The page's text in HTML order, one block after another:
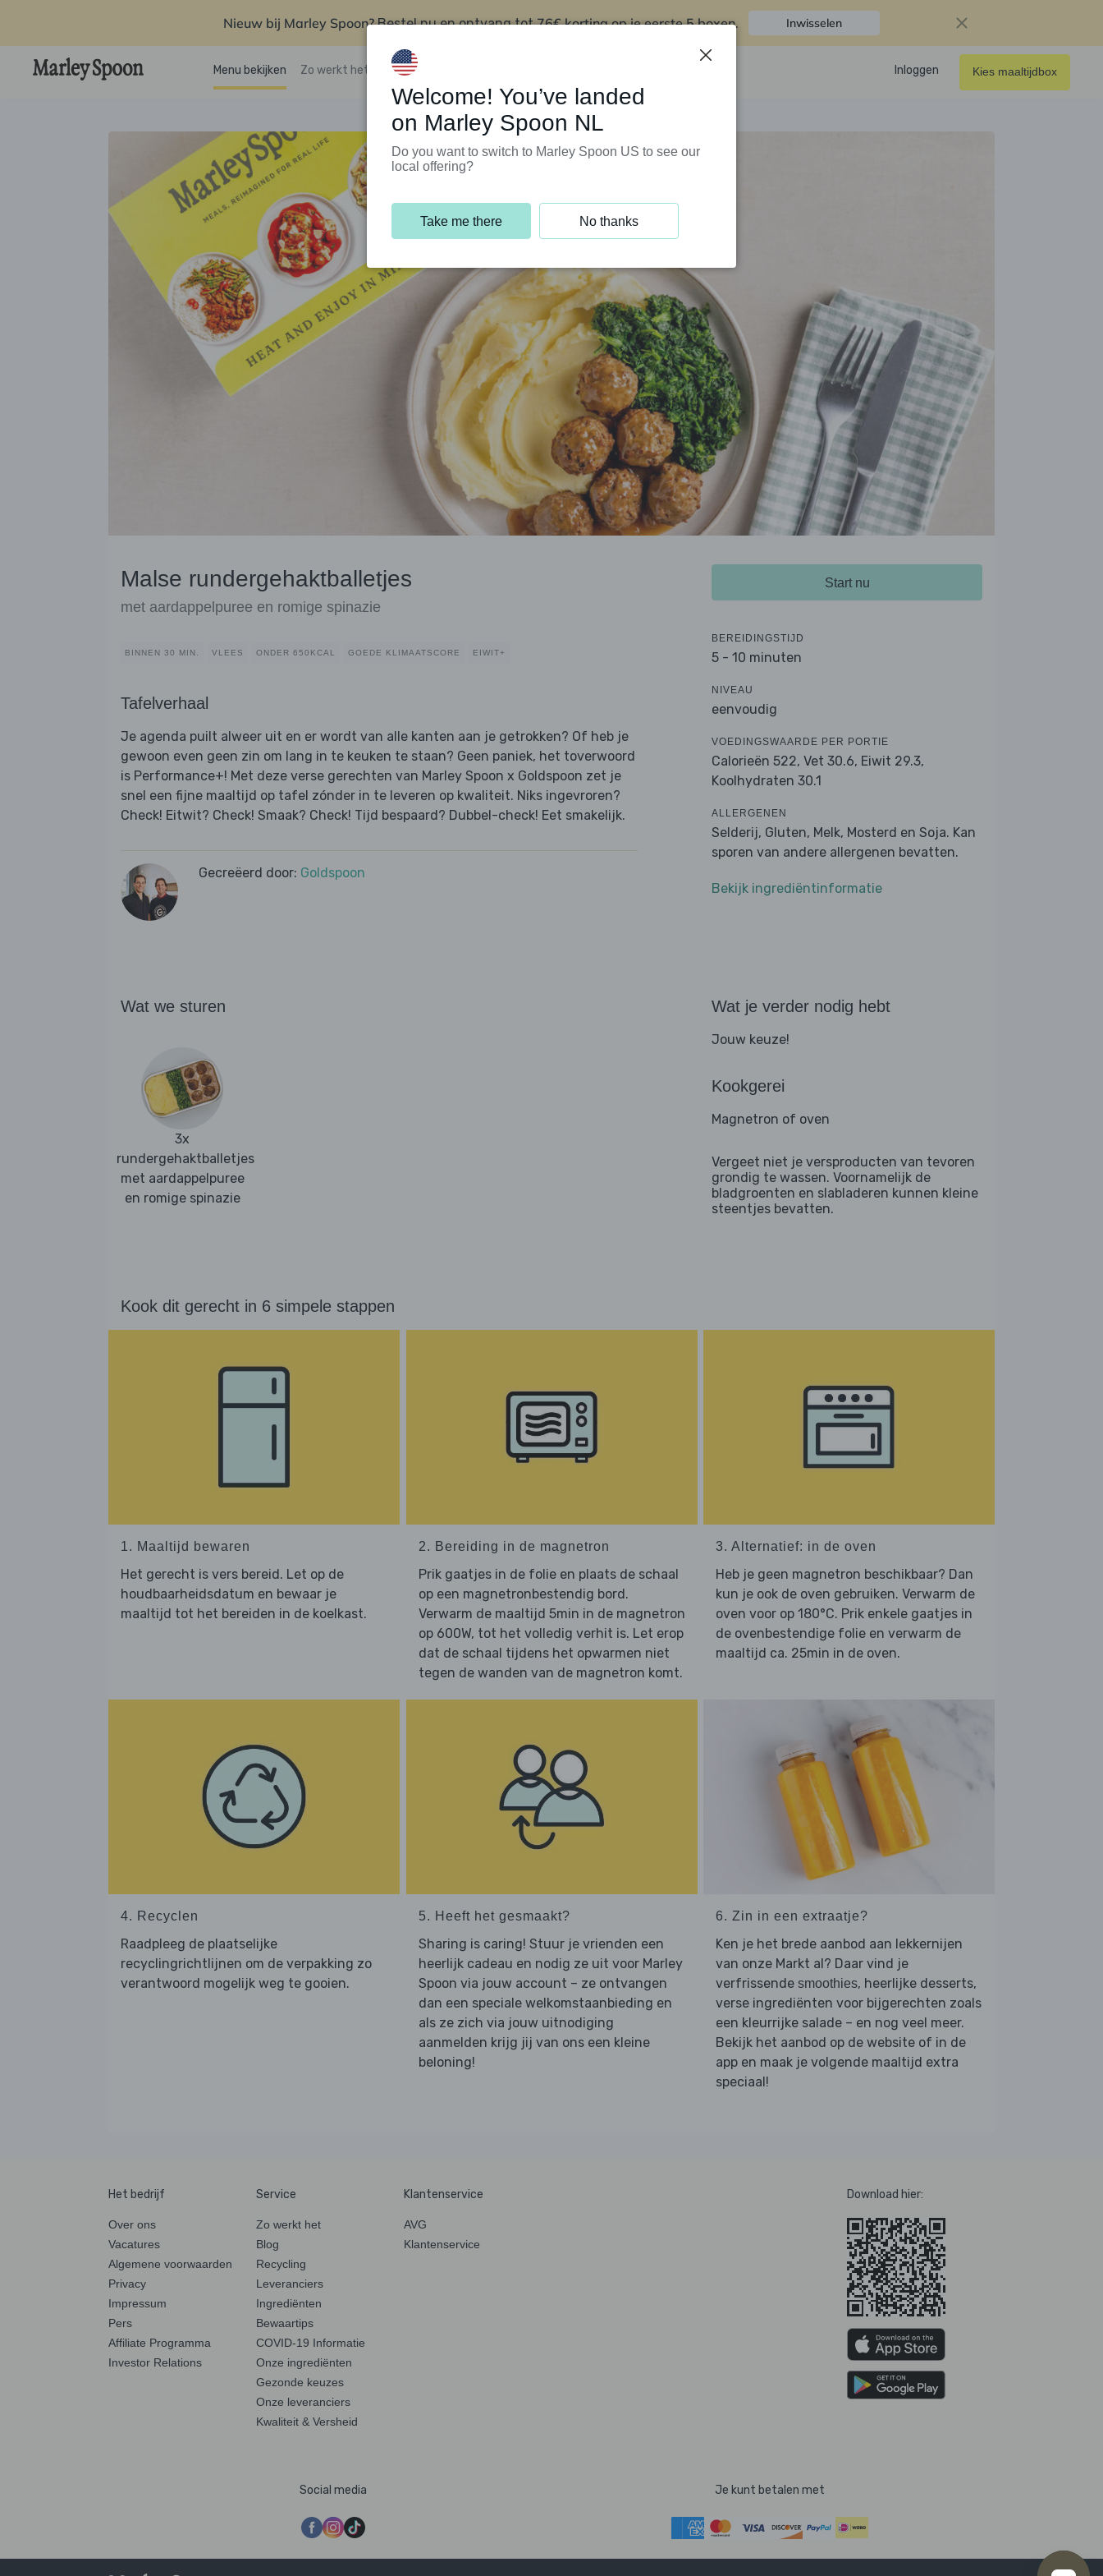
Nieuw bij Marley Spoon?Bestel nu en ontvang tot76€ korting op je eerste 5 boxen. Inwisselen
Menu bekijken Zo werkt het Klantenservice Inloggen Kies maaltijdbox
Malse rundergehaktballetjes
met aardappelpuree en romige spinazie
BINNEN 30 MIN. VLEES ONDER 650KCAL GOEDE KLIMAATSCORE EIWIT+
Tafelverhaal
Je agenda puilt alweer uit en er wordt van alle kanten aan je getrokken? Of heb je
gewoon even geen zin om lang in te keuken te staan? Geen paniek, het toverwoord
is Performance+! Met deze verse gerechten van Marley Spoon x Goldspoon zet je
snel een fijne maaltijd op tafel zónder in te leveren op kwaliteit. Niks ingevroren?
Check! Eitwit? Check! Smaak? Check! Tijd bespaard? Dubbel-check! Eet smakelijk.
Gecreëerd door: Goldspoon
Start nu
BEREIDINGSTIJD
5 - 10 minuten
NIVEAU
eenvoudig
VOEDINGSWAARDE PER PORTIE
Calorieën 522, Vet 30.6, Eiwit 29.3,
Koolhydraten 30.1
ALLERGENEN
Selderij, Gluten, Melk, Mosterd en Soja. Kan
sporen van andere allergenen bevatten.
Bekijk ingrediëntinformatie
Wat we sturen
3x
rundergehaktballetjes
met aardappelpuree
en romige spinazie
Wat je verder nodig hebt
Jouw keuze!
Kookgerei
Magnetron of oven
Vergeet niet je versproducten van tevoren
grondig te wassen. Voornamelijk de
bladgroenten en slabladeren kunnen kleine
steentjes bevatten.
Kook dit gerecht in 6 simpele stappen
1. Maaltijd bewaren
Het gerecht is vers bereid. Let op de
houdbaarheidsdatum en bewaar je
maaltijd tot het bereiden in de koelkast.
2. Bereiding in de magnetron
Prik gaatjes in de folie en plaats de schaal
op een magnetronbestendig bord.
Verwarm de maaltijd 5min in de magnetron
op 600W, tot het volledig verhit is. Let erop
dat de schaal tijdens het opwarmen niet
tegen de wanden van de magnetron komt.
3. Alternatief: in de oven
Heb je geen magnetron beschikbaar? Dan
kun je ook de oven gebruiken. Verwarm de
oven voor op 180°C. Prik enkele gaatjes in
de ovenbestendige folie en verwarm de
maaltijd ca. 25min in de oven.
4. Recyclen
Raadpleeg de plaatselijke
recyclingrichtlijnen om de verpakking zo
verantwoord mogelijk weg te gooien.
5. Heeft het gesmaakt?
Sharing is caring! Stuur je vrienden een
heerlijk cadeau en nodig ze uit voor Marley
Spoon via jouw account – ze ontvangen
dan een speciale welkomstaanbieding en
als ze zich via jouw uitnodiging
aanmelden krijg jij van ons een kleine
beloning!
6. Zin in een extraatje?
Ken je het brede aanbod aan lekkernijen
van onze Markt al? Daar vind je
verfrissende smoothies, heerlijke desserts,
verse ingrediënten voor bijgerechten zoals
een kleurrijke salade – en nog veel meer.
Bekijk het aanbod op de website of in de
app en maak je volgende maaltijd extra
speciaal!
Het bedrijf
Over ons
Vacatures
Algemene voorwaarden
Privacy
Impressum
Pers
Affiliate Programma
Investor Relations
Service
Zo werkt het
Blog
Recycling
Leveranciers
Ingrediënten
Bewaartips
COVID-19 Informatie
Onze ingrediënten
Gezonde keuzes
Onze leveranciers
Kwaliteit & Versheid
Klantenservice
AVG
Klantenservice
Download hier:
Social media Je kunt betalen met
Welcome! You’ve landed
on Marley Spoon NL
Do you want to switch to Marley Spoon US to see our
local offering?
Take me there No thanks